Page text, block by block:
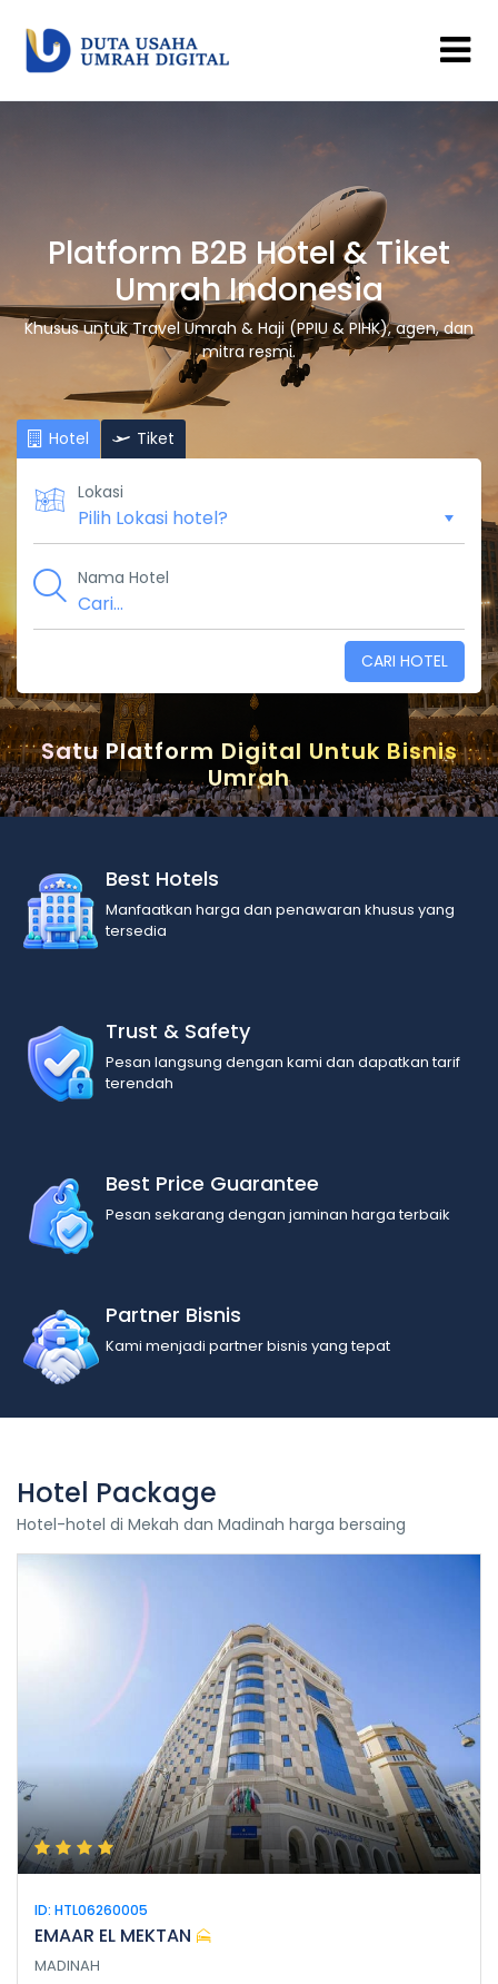
Platform B2B Hotel & Tiket
Umrah Indonesia
Khusus untuk Travel Umrah & Haji (PPIU & PIHK), agen, dan
mitra resmi.
Hotel Tiket
Lokasi
Nama Hotel
CARI HOTEL
Satu Platform Digital Untuk Bisnis
Umrah
Best Hotels
Manfaatkan harga dan penawaran khusus yang
tersedia
Trust & Safety
Pesan langsung dengan kami dan dapatkan tarif
terendah
Best Price Guarantee
Pesan sekarang dengan jaminan harga terbaik
Partner Bisnis
Kami menjadi partner bisnis yang tepat
Hotel Package
Hotel-hotel di Mekah dan Madinah harga bersaing
ID: HTL06260005
EMAAR EL MEKTAN
MADINAH